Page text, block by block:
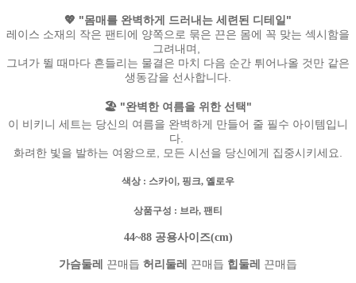
💖 "몸매를 완벽하게 드러내는 세련된 디테일"
레이스 소재의 작은 팬티에 양쪽으로 묶은 끈은 몸에 꼭 맞는 섹시함을
그려내며,
그녀가 뛸 때마다 흔들리는 물결은 마치 다음 순간 튀어나올 것만 같은
생동감을 선사합니다.
🏖 "완벽한 여름을 위한 선택"
이 비키니 세트는 당신의 여름을 완벽하게 만들어 줄 필수 아이템입니
다.
화려한 빛을 발하는 여왕으로, 모든 시선을 당신에게 집중시키세요.
색상: 스카이, 핑크, 옐로우
상품구성 : 브라, 팬티
44~88 공용사이즈(cm)
가슴둘레 끈매듭 허리둘레 끈매듭 힙둘레 끈매듭